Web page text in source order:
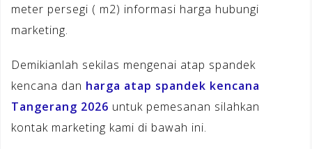
meter persegi ( m2) informasi harga hubungi
marketing.
Demikianlah sekilas mengenai atap spandek
kencana dan harga atap spandek kencana
Tangerang 2026 untuk pemesanan silahkan
kontak marketing kami di bawah ini.